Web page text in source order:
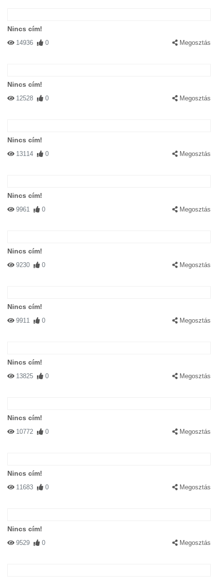
Nincs cím!
14936 0 Megosztás
Nincs cím!
12528 0 Megosztás
Nincs cím!
13114 0 Megosztás
Nincs cím!
9961 0 Megosztás
Nincs cím!
9230 0 Megosztás
Nincs cím!
9911 0 Megosztás
Nincs cím!
13825 0 Megosztás
Nincs cím!
10772 0 Megosztás
Nincs cím!
11683 0 Megosztás
Nincs cím!
9529 0 Megosztás